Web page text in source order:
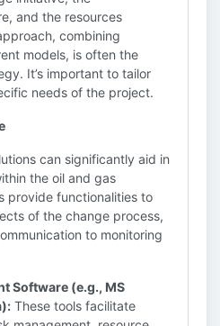
and the resources
combining
models, is often the
It’s important to tailor
needs of the project.
can significantly aid in
the oil and gas
provide functionalities to
of the change process,
to monitoring
Software (e.g., MS
These tools facilitate